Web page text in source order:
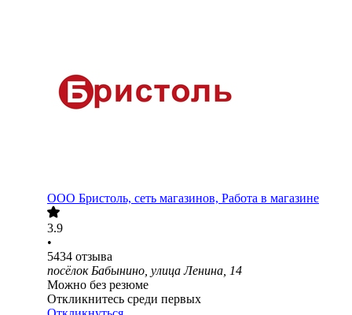
ООО Бристоль, сеть магазинов, Работа в магазине
3.9
•
5434 отзыва
посёлок Бабынино, улица Ленина, 14
Можно без резюме
Откликнитесь среди первых